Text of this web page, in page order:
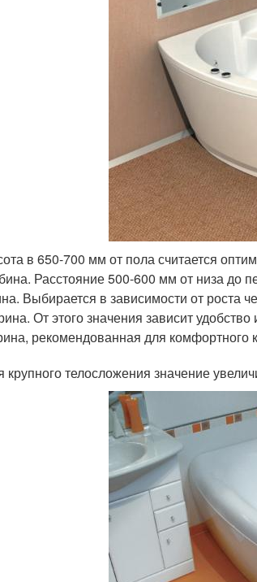
в 650-700 мм от пола считается
Расстояние 500-600 мм от низа до
Выбирается в зависимости от роста
От этого значения зависит
рекомендованная для комфортного
крупного телосложения значение